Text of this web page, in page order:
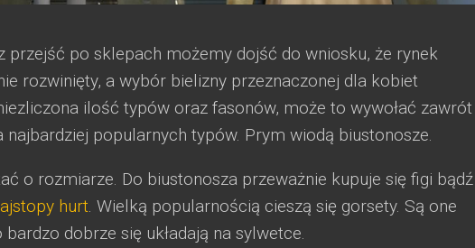
przejść po sklepach możemy dojść do wniosku, że rynek
rozwinięty, a wybór bielizny przeznaczonej dla kobiet
ilość typów oraz fasonów, może to wywołać zawrót
najbardziej popularnych typów. Prym wiodą biustonosze.
o rozmiarze. Do biustonosza przeważnie kupuje się figi bądź
hurt . Wielką popularnością cieszą się gorsety. Są one
dobrze się układają na sylwetce.